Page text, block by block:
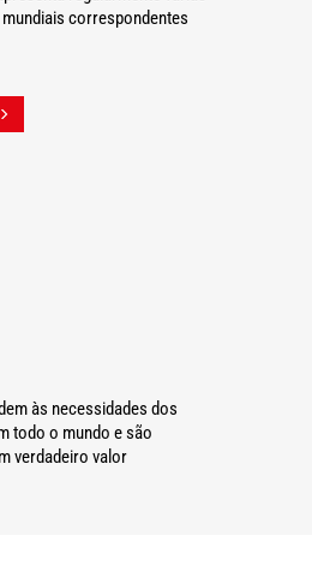
correspondentes
às necessidades dos
todo o mundo e são
verdadeiro valor